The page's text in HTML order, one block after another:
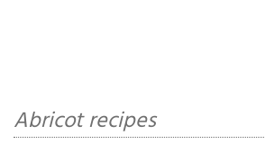
Abricot recipes